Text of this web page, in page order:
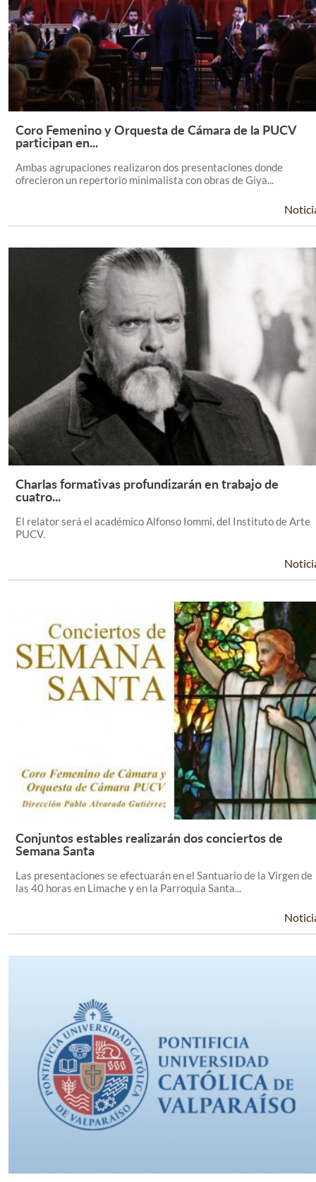
Leer Más +
Coro Femenino y Orquesta de Cámara de la PUCV
participan en...
Ambas agrupaciones realizaron dos presentaciones donde
ofrecieron un repertorio minimalista con obras de Giya...
Leer Más +
Charlas formativas profundizarán en trabajo de
cuatro...
El relator será el académico Alfonso Iommi, del Instituto de Arte
PUCV.
Leer Más +
Conjuntos estables realizarán dos conciertos de
Semana Santa
Las presentaciones se efectuarán en el Santuario de la Virgen de
las 40 horas en Limache y en la Parroquia Santa...